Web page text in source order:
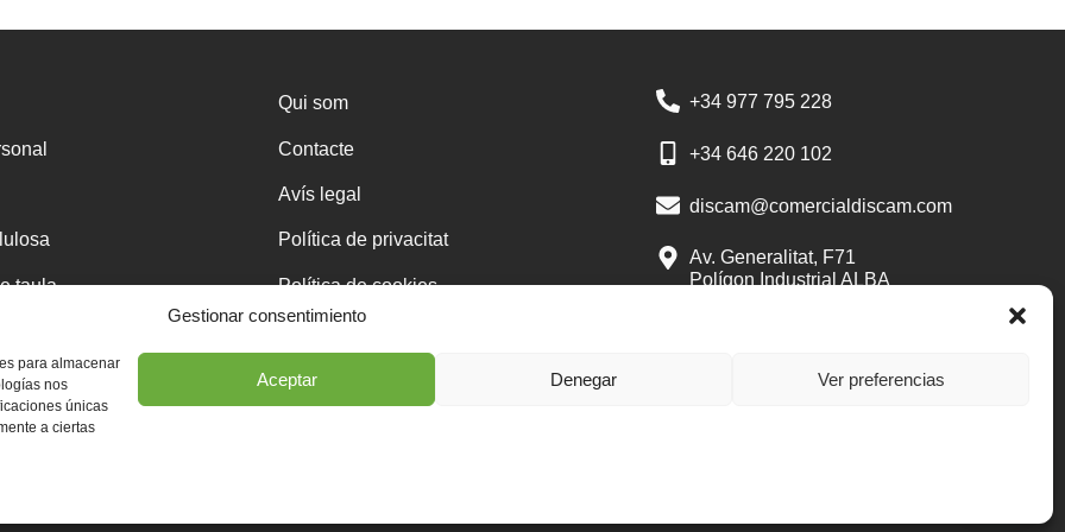
Gestionar consentimiento
para almacenar
nos
únicas
a ciertas
Aceptar Denegar Ver preferencias
taula
Qui som
Contacte
Avís legal
Política de privacitat
Política de cookies
+34 977 795 228
+34 646 220 102
discam@comercialdiscam.com
Av. Generalitat, F71
Polígon Industrial ALBA